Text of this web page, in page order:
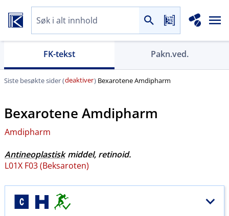
FK-tekst Pakn.ved.
Siste besøkte sider (deaktiver) Bexarotene Amdipharm
Bexarotene Amdipharm
Amdipharm
Antineoplastiskmiddel, retinoid.
L01X F03 (Beksaroten)